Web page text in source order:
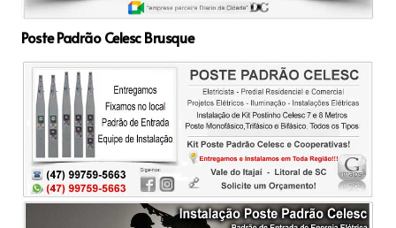
Poste Padrão Celesc Brusque